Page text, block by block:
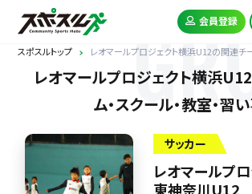
会員登録
スポスルトップ レオマールプロジェクト横浜U12の関連チ
レオマールプロジェクト横浜
ム・スクール・教室・習
サッカー
レオマールプ
東神奈川U12